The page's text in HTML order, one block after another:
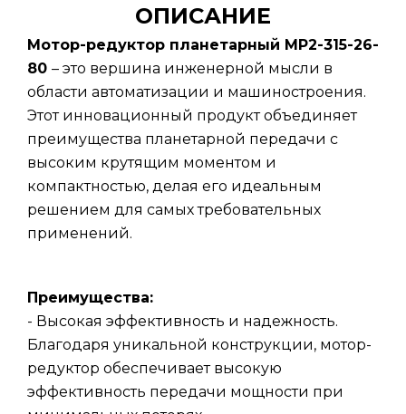
ОПИСАНИЕ
Мотор-редуктор планетарный МР2-315-26-
80 – это вершина инженерной мысли в
области автоматизации и машиностроения.
Этот инновационный продукт объединяет
преимущества планетарной передачи с
высоким крутящим моментом и
компактностью, делая его идеальным
решением для самых требовательных
применений.
Преимущества:
- Высокая эффективность и надежность.
Благодаря уникальной конструкции, мотор-
редуктор обеспечивает высокую
эффективность передачи мощности при